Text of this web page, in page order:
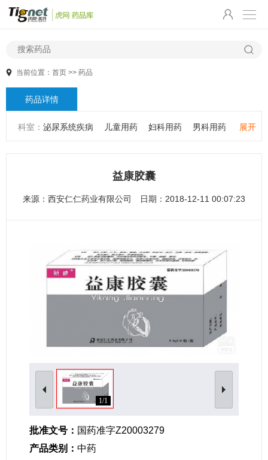
当前位置： 首页 >> 药品
药品详情
展开
科室： 泌尿系统疾病 儿童用药 妇科用药 男科用药
心血管系统疾病 精神心理疾病
风湿免疫系统疾病 血液和淋巴系统疾病
女性生殖及妊娠疾病 眼疾病
益康胶囊
来源： 西安仁仁药业有限公司 日期：2018-12-11 00:07:23
1/1
批准文号： 国药准字Z20003279
产品类别： 中药